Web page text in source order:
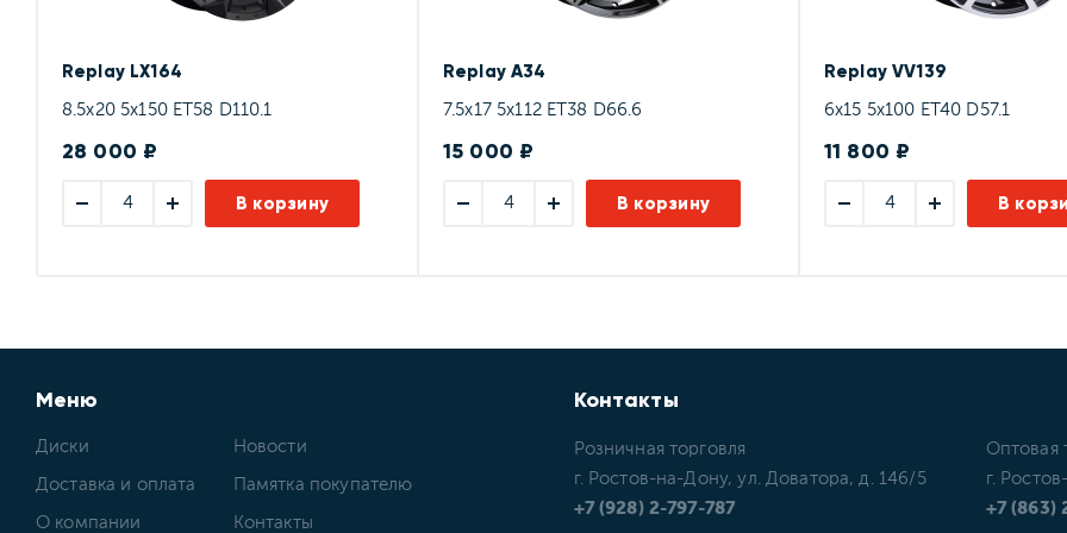
Replay LX164
8.5x20 5x150 ET58 D110.1
28 000 ₽
В корзину
Replay A34
7.5x17 5x112 ET38 D66.6
15 000 ₽
В корзину
Replay VV139
6x15 5x100 ET40 D57.1
11 800 ₽
В
Меню
Диски
Доставка и оплата
О компании
Новости
Памятка покупателю
Контакты
Контакты
Розничная торговля
г. Ростов-на-Дону, ул. Доватора, д. 146/5
+7 (928) 2-797-787
Оптовая
г.
+7 (863)